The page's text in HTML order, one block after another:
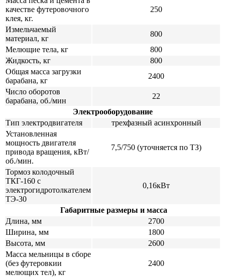
качестве футеровочного
клея, кг.
250
Измельчаемый
материал, кг
800
Мелющие тела, кг
800
Жидкость, кг
800
Общая масса загрузки
барабана, кг
2400
Число оборотов
барабана, об./мин
22
Электрооборудование
Тип электродвигателя
трехфазный асинхронный
Установленная
мощность двигателя
привода вращения, кВт/
об./мин.
7,5/750 (уточняется по ТЗ)
Тормоз колодочный
ТКГ-160 с
электрогидротолкателем
ТЭ-30
0,16кВт
Габаритные размеры и масса
Длина, мм
2700
Ширина, мм
1800
Высота, мм
2600
Масса мельницы в сборе
(без футеровкии
мелющих тел), кг
2400